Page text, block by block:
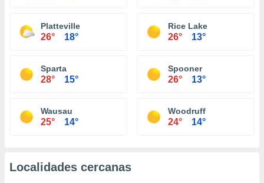
Platteville
26° 18°
Rice Lake
26° 13°
Sparta
28° 15°
Spooner
26° 13°
Wausau
25° 14°
Woodruff
24° 14°
Localidades cercanas